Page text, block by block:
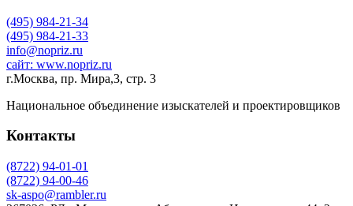
(495) 984-21-34
(495) 984-21-33
info@nopriz.ru
сайт: www.nopriz.ru
г.Москва, пр. Мира,3, стр. 3
Национальное объединение изыскателей и проектировщиков
Контакты
(8722) 94-01-01
(8722) 94-00-46
sk-aspo@rambler.ru